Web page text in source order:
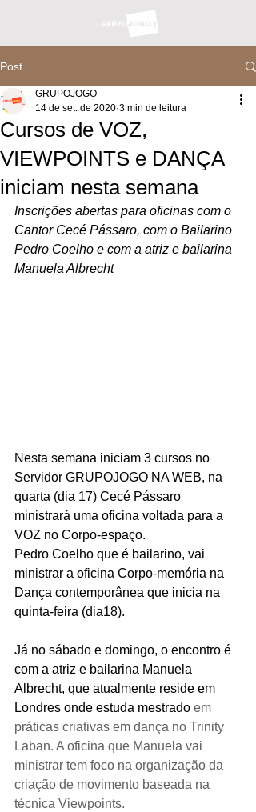
Post
Cursos de VOZ,
VIEWPOINTS e DANÇA
iniciam nesta semana
GRUPOJOGO
14 de set. de 2020 3 min de leitura
Inscrições abertas para oficinas com o
Cantor Cecé Pássaro, com o Bailarino
Pedro Coelho e com a atriz e bailarina
Manuela Albrecht
Nesta semana iniciam 3 cursos no
Servidor GRUPOJOGO NA WEB, na
quarta (dia 17) Cecé Pássaro
ministrará uma oficina voltada para a
VOZ no Corpo-espaço.
Pedro Coelho que é bailarino, vai
ministrar a oficina Corpo-memória na
Dança contemporânea que inicia na
quinta-feira (dia18).
Já no sábado e domingo, o encontro é
com a atriz e bailarina Manuela
Albrecht, que atualmente reside em
Londres onde estuda mestrado em
práticas criativas em dança no Trinity
Laban. A oficina que Manuela vai
ministrar tem foco na organização da
criação de movimento baseada na
técnica Viewpoints.